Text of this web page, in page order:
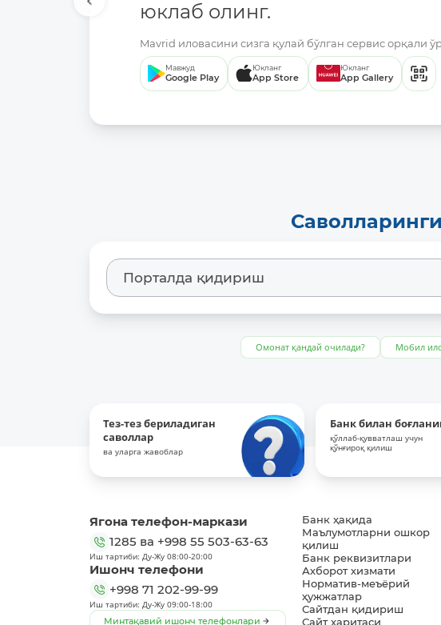
юклаб олинг.
Mavrid иловасини сизга қулай бўлган сервис орқали
Мавжуд
Google Play
Юкланг
App Store
Юкланг
App Gallery
Омонат қандай очилади? Мобил
Тез-тез бериладиган
саволлар
ва уларга жавоблар
Банк билан
қўллаб-қувватлаш учун
қўнғироқ қилиш
Ягона телефон-маркази
1285 ва +998 55 503-63-63
Иш тартиби: Ду-Жу 08:00-20:00
Ишонч телефони
+998 71 202-99-99
Иш тартиби: Ду-Жу 09:00-18:00
Минтақавий ишонч телефонлари
Банк ҳақида
Маълумотларни ошкор
қилиш
Банк реквизитлари
Ахборот хизмати
Норматив-меъёрий
ҳужжатлар
Сайтдан қидириш
Сайт харитаси